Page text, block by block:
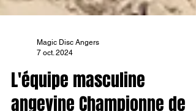
Magic Disc Angers
7 oct. 2024